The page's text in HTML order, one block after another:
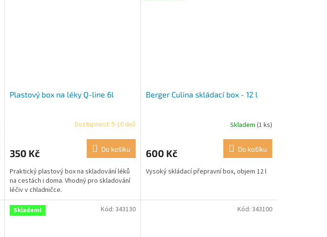
Plastový box na léky Q-line 6l
Dostupnost: 5-10 dnů
350 Kč Do košíku
Praktický plastový box na skladování léků
na cestách i doma. Vhodný pro skladování
léčiv v chladničce.
Berger Culina skládací box - 12 l
Skladem (1 ks)
600 Kč Do košíku
Vysoký skládací přepravní box, objem 12 l
Skladem! Kód: 343130 Kód: 343100